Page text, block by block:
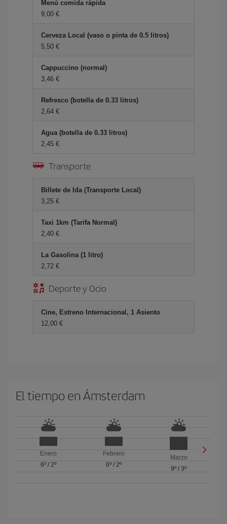
Menú comida rápida
9,00 €
Cerveza Local (vaso o pinta de 0.5 litros)
5,50 €
Cappuccino (normal)
3,46 €
Refresco (botella de 0.33 litros)
2,64 €
Agua (botella de 0.33 litros)
2,45 €
Transporte
Billete de Ida (Transporte Local)
3,25 €
Taxi 1km (Tarifa Normal)
2,40 €
La Gasolina (1 litro)
2,72 €
Deporte y Ocio
Cine, Estreno Internacional, 1 Asiento
12,00 €
El tiempo en Ámsterdam
Enero
6º/ 2º
Febrero
6º/ 2º
Marzo
9º /3º